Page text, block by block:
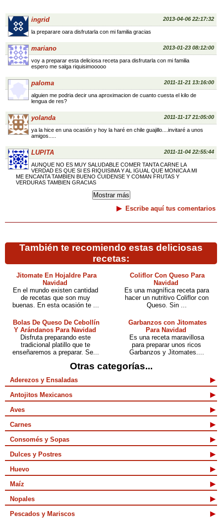
ingrid 2013-04-06 22:17:32
la preparare oara disfrutarla con mi familia gracias
mariano 2013-01-23 08:12:00
voy a preparar esta deliciosa receta para disfrutarla con mi familia
espero me salga riquisimooooo
paloma 2011-11-21 13:16:00
alguien me podria decir una aproximacion de cuanto cuesta el kilo de
lengua de res?
yolanda 2011-11-17 21:05:00
ya la hice en una ocasión y hoy la haré en chile guajillo....invitaré a unos
amigos.....
LUPITA 2011-11-04 22:55:44
AUNQUE NO ES MUY SALUDABLE COMER TANTA CARNE LA
VERDAD ES QUE SI ES RIQUISIMA Y AL IGUAL QUE MONICA A MI
ME ENCANTA TAMBIEN BUENO CUIDENSE Y COMAN FRUTAS Y
VERDURAS TAMBIEN GRACIAS
Escribe aquí tus comentarios
También te recomiendo estas deliciosas
recetas:
Jitomate En Hojaldre Para
Navidad
En el mundo existen cantidad
de recetas que son muy
buenas. En esta ocasión te ...
Coliflor Con Queso Para
Navidad
Es una magnífica receta para
hacer un nutritivo Coliflor con
Queso. Sin ...
Bolas De Queso De Cebollín
Y Arándanos Para Navidad
Disfruta preparando este
tradicional platillo que te
enseñaremos a preparar. Se...
Garbanzos con Jitomates
Para Navidad
Es una receta maravillosa
para preparar unos ricos
Garbanzos y Jitomates....
Otras categorías...
Aderezos y Ensaladas
Antojitos Mexicanos
Aves
Carnes
Consomés y Sopas
Dulces y Postres
Huevo
Maíz
Nopales
Pescados y Mariscos